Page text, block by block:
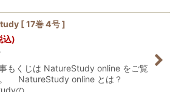
[ 17巻 4号 ]
込)
もくじは NatureStudy online をご覧
。 NatureStudy online とは？
の…